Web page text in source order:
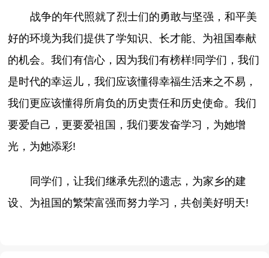
战争的年代照就了烈士们的勇敢与坚强，和平美
好的环境为我们提供了学知识、长才能、为祖国奉献
的机会。我们有信心，因为我们有榜样!同学们，我们
是时代的幸运儿，我们应该懂得幸福生活来之不易，
我们更应该懂得所肩负的历史责任和历史使命。我们
要爱自己，更要爱祖国，我们要发奋学习，为她增
光，为她添彩!
同学们，让我们继承先烈的遗志，为家乡的建
设、为祖国的繁荣富强而努力学习，共创美好明天!